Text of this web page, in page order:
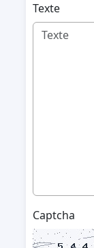
Texte
Captcha